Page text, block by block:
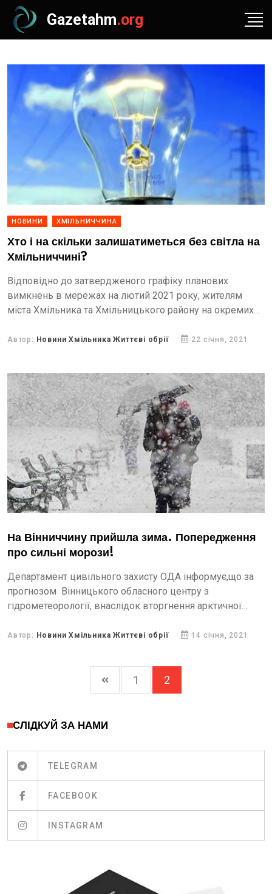
Gazetahm.org
НОВИНИ ХМІЛЬНИЧЧИНА
Хто і на скільки залишатиметься без світла на
Хмільниччині?
Відповідно до затвердженого графіку планових
вимкнень в мережах на лютий 2021 року, жителям
міста Хмільника та Хмільницького району на окремих
розчисткою траси та технічним...
Автор: Новини Хмільника Життєві обрії 22 січня, 2021
На Вінниччину прийшла зима. Попередження
про сильні морози!
Департамент цивільного захисту ОДА інформує,що за
прогнозом Вінницького обласного центру з
гідрометеорології, внаслідок вторгнення арктичної
значне зниження температури повітря:
Автор: Новини Хмільника Життєві обрії 14 січня, 2021
1 2
СЛІДКУЙ ЗА НАМИ
TELEGRAM
FACEBOOK
INSTAGRAM